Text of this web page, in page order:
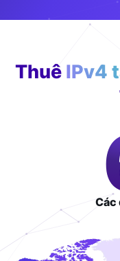
Thuê IPv4
Các